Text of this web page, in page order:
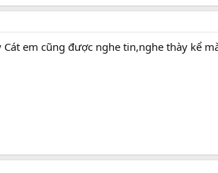
em cũng được nghe tin,nghe thày kể